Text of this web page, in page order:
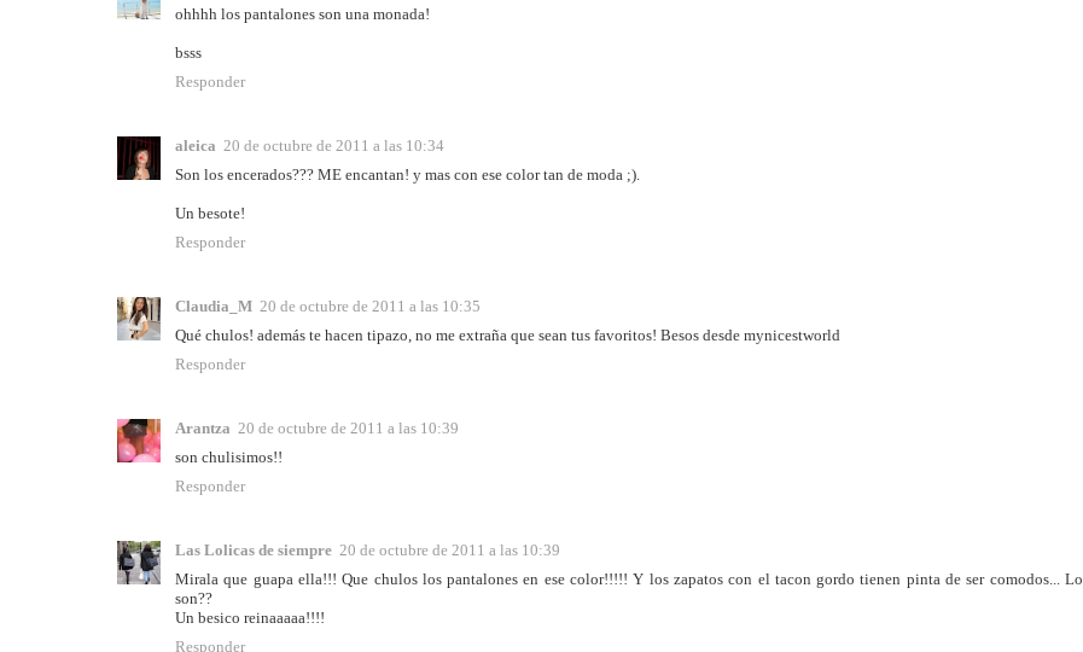
ohhhh los pantalones son una monada!
bsss
Responder
aleica 20 de octubre de 2011 a las 10:34
Son los encerados??? ME encantan! y mas con ese color tan de moda ;).
Un besote!
Responder
Claudia_M 20 de octubre de 2011 a las 10:35
Qué chulos! además te hacen tipazo, no me extraña que sean tus favoritos! Besos desde mynicestworld
Responder
Arantza 20 de octubre de 2011 a las 10:39
son chulisimos!!
Responder
Las Lolicas de siempre 20 de octubre de 2011 a las 10:39
Mirala que guapa ella!!! Que chulos los pantalones en ese color!!!!! Y los zapatos con el tacon gordo tienen pinta de ser comodos... Lo
son??
Un besico reinaaaaa!!!!
Responder